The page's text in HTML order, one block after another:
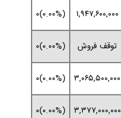
۱,۹۴۷,۶۰۰,۰۰۰
(۰.۰۰%)۰
توقف فروش
(۰.۰۰%)۰
۳,۰۶۵,۵۰۰,۰۰۰
(۰.۰۰%)۰
۳,۳۷۷,۰۰۰,۰۰۰
(۰.۰۰%)۰